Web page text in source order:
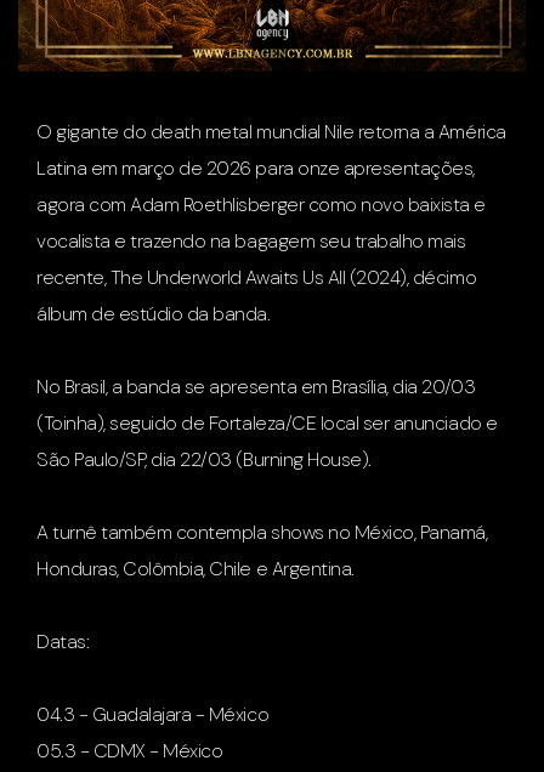
O gigante do death metal mundial Nile retorna a América
Latina em março de 2026 para onze apresentações,
agora com Adam Roethlisberger como novo baixista e
vocalista e trazendo na bagagem seu trabalho mais
recente, The Underworld Awaits Us All (2024), décimo
álbum de estúdio da banda.
No Brasil, a banda se apresenta em Brasília, dia 20/03
(Toinha), seguido de Fortaleza/CE local ser anunciado e
São Paulo/SP, dia 22/03 (Burning House).
A turnê também contempla shows no México, Panamá,
Honduras, Colômbia, Chile e Argentina.
Datas:
04.3 - Guadalajara - México
05.3 - CDMX - México